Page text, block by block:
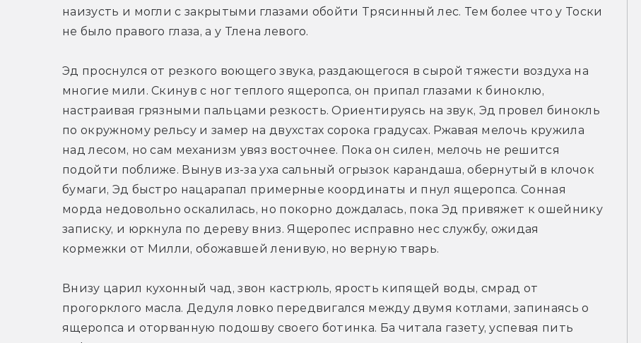
наизусть и могли с закрытыми глазами обойти Трясинный лес. Тем более что у Тоски
не было правого глаза, а у Тлена левого.
Эд проснулся от резкого воющего звука, раздающегося в сырой тяжести воздуха на
многие мили. Скинув с ног теплого ящеропса, он припал глазами к биноклю,
настраивая грязными пальцами резкость. Ориентируясь на звук, Эд провел бинокль
по окружному рельсу и замер на двухстах сорока градусах. Ржавая мелочь кружила
над лесом, но сам механизм увяз восточнее. Пока он силен, мелочь не решится
подойти поближе. Вынув из-за уха сальный огрызок карандаша, обернутый в клочок
бумаги, Эд быстро нацарапал примерные координаты и пнул ящеропса. Сонная
морда недовольно оскалилась, но покорно дождалась, пока Эд привяжет к ошейнику
записку, и юркнула по дереву вниз. Ящеропес исправно нес службу, ожидая
кормежки от Милли, обожавшей ленивую, но верную тварь.
Внизу царил кухонный чад, звон кастрюль, ярость кипящей воды, смрад от
прогорклого масла. Дедуля ловко передвигался между двумя котлами, запинаясь о
ящеропса и оторванную подошву своего ботинка. Ба читала газету, успевая пить